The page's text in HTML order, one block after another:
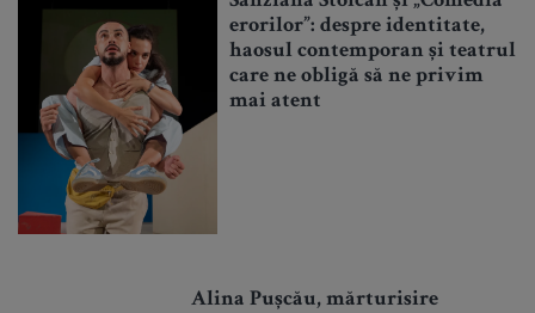
erorilor”: despre identitate,
haosul contemporan și teatrul
care ne obligă să ne privim
mai atent
Alina Pușcău, mărturisire